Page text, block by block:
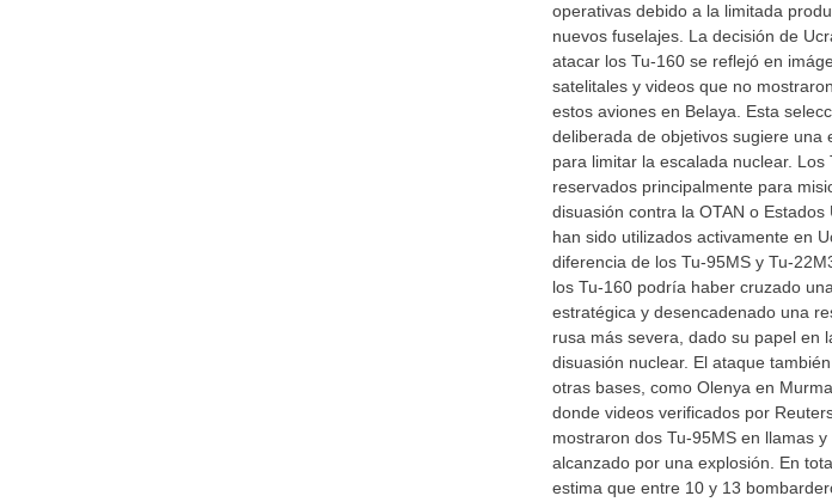
operativas debido a la limitada
nuevos fuselajes. La decisión de
atacar los Tu-160 se reflejó en
satelitales y videos que no
estos aviones en Belaya. Esta
deliberada de objetivos sugiere una
para limitar la escalada nuclear. Los
reservados principalmente para
disuasión contra la OTAN o Estados
han sido utilizados activamente en
diferencia de los Tu-95MS y Tu-
los Tu-160 podría haber cruzado
estratégica y desencadenado una
rusa más severa, dado su papel en
disuasión nuclear. El ataque
otras bases, como Olenya en
donde videos verificados por
mostraron dos Tu-95MS en llamas
alcanzado por una explosión. En
estima que entre 10 y 13